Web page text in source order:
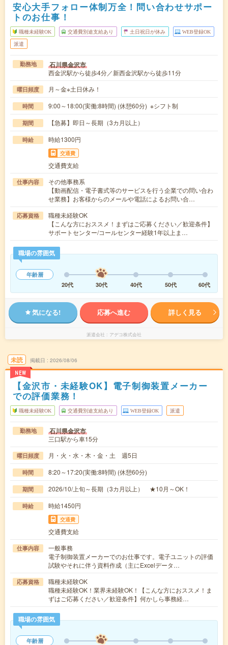
安心大手フォロー体制万全！問い合わせサポー
トのお仕事！
職種未経験OK 交通費別途支給あり 土日祝日が休み WEB登録OK
派遣
勤務地 石川県金沢市
西金沢駅から徒歩4分／新西金沢駅から徒歩11分
曜日頻度 月～金※土日休み！
時間 9:00～18:00(実働:8時間) (休憩60分) ※シフト制
期間 【急募】即日～長期（3カ月以上）
時給 時給1300円
交通費
交通費支給
仕事内容
その他事務系
【動画配信・電子書式等のサービスを行う企業での問い合わ
せ業務】お客様からのメールや電話によるお問い合…
応募資格
職種未経験OK
【こんな方におススメ！まずはご応募ください／歓迎条件】
サポートセンター/コールセンター経験1年以上ま…
職場の雰囲気
年齢層
20代
30代 40代 50代 60代
気になる! 応募へ進む 詳しく見る
派遣会社 アデコ株式会社
未読
NEW
掲載日 2026/08/06
【金沢市・未経験OK】電子制御装置メーカー
での評価業務！
職種未経験OK 交通費別途支給あり WEB登録OK 派遣
勤務地 石川県金沢市
三口駅から車15分
曜日頻度 月・火・水・木・金・土 週5日
時間 8:20～17:20(実働:8時間) (休憩60分)
期間 2026/10/上旬～長期（3カ月以上） ★10月～OK！
時給 時給1450円
交通費
交通費支給
仕事内容
一般事務
電子制御装置メーカーでのお仕事です。電子ユニットの評価
試験やそれに伴う資料作成（主にExcelデータ…
応募資格
職種未経験OK
職種未経験OK！業界未経験OK！【こんな方におススメ！ま
ずはご応募ください／歓迎条件】何かしら事務経…
職場の雰囲気
年齢層